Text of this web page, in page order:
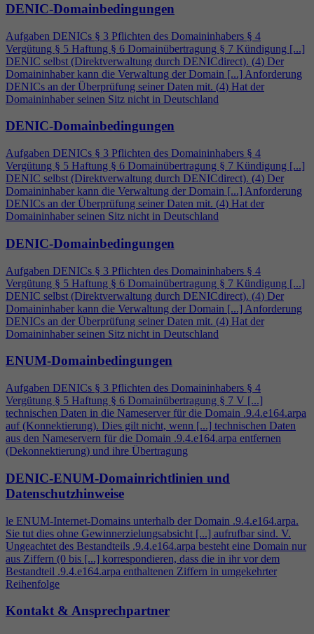
DENIC-Domainbedingungen
Aufgaben DENICs § 3 Pflichten des Domaininhabers § 4
Vergütung § 5 Haftung § 6 Domainübertragung § 7 Kündigung [...]
DENIC selbst (Direktverwaltung durch DENICdirect). (4) Der
Domaininhaber kann die Verwaltung der Domain [...] Anforderung
DENICs an der Überprüfung seiner Daten mit. (4) Hat der
Domaininhaber seinen Sitz nicht in Deutschland
DENIC-Domainbedingungen
Aufgaben DENICs § 3 Pflichten des Domaininhabers § 4
Vergütung § 5 Haftung § 6 Domainübertragung § 7 Kündigung [...]
DENIC selbst (Direktverwaltung durch DENICdirect). (4) Der
Domaininhaber kann die Verwaltung der Domain [...] Anforderung
DENICs an der Überprüfung seiner Daten mit. (4) Hat der
Domaininhaber seinen Sitz nicht in Deutschland
DENIC-Domainbedingungen
Aufgaben DENICs § 3 Pflichten des Domaininhabers § 4
Vergütung § 5 Haftung § 6 Domainübertragung § 7 Kündigung [...]
DENIC selbst (Direktverwaltung durch DENICdirect). (4) Der
Domaininhaber kann die Verwaltung der Domain [...] Anforderung
DENICs an der Überprüfung seiner Daten mit. (4) Hat der
Domaininhaber seinen Sitz nicht in Deutschland
ENUM-Domainbedingungen
Aufgaben DENICs § 3 Pflichten des Domaininhabers § 4
Vergütung § 5 Haftung § 6 Domainübertragung § 7 V [...]
technischen Daten in die Nameserver für die Domain .9.4.e164.arpa
auf (Konnektierung). Dies gilt nicht, wenn [...] technischen Daten
aus den Nameservern für die Domain .9.4.e164.arpa entfernen
(Dekonnektierung) und ihre Übertragung
DENIC-ENUM-Domainrichtlinien und
Datenschutzhinweise
le ENUM-Internet-Domains unterhalb der Domain .9.4.e164.arpa.
Sie tut dies ohne Gewinnerzielungsabsicht [...] aufrufbar sind. V.
Ungeachtet des Bestandteils .9.4.e164.arpa besteht eine Domain nur
aus Ziffern (0 bis [...] korrespondieren, dass die in ihr vor dem
Bestandteil .9.4.e164.arpa enthaltenen Ziffern in umgekehrter
Reihenfolge
Kontakt & Ansprechpartner